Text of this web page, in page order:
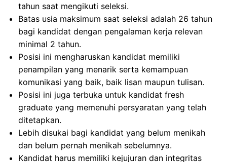
tahun saat mengikuti seleksi.
Batas usia maksimum saat seleksi adalah 26 tahun
bagi kandidat dengan pengalaman kerja relevan
minimal 2 tahun.
Posisi ini mengharuskan kandidat memiliki
penampilan yang menarik serta kemampuan
komunikasi yang baik, baik lisan maupun tulisan.
Posisi ini juga terbuka untuk kandidat fresh
graduate yang memenuhi persyaratan yang telah
ditetapkan.
Lebih disukai bagi kandidat yang belum menikah
dan belum pernah menikah sebelumnya.
Kandidat harus memiliki kejujuran dan integritas